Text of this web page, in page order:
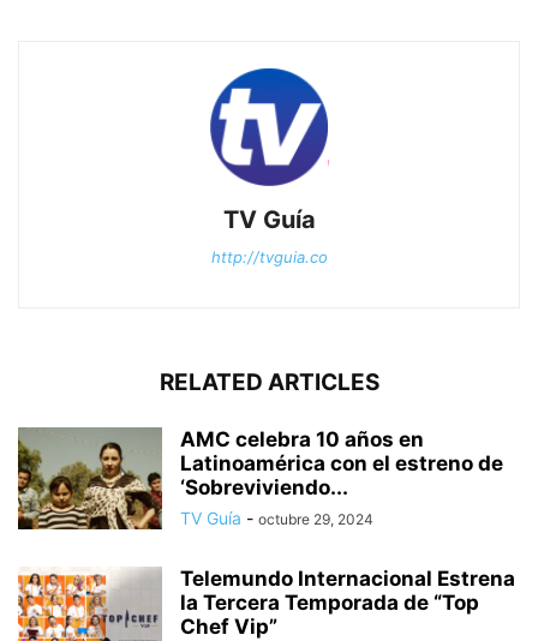
TV Guía
http://tvguia.co
RELATED ARTICLES
AMC celebra 10 años en
Latinoamérica con el estreno de
‘Sobreviviendo...
TV Guía - octubre 29, 2024
Telemundo Internacional Estrena
la Tercera Temporada de “Top
Chef Vip”